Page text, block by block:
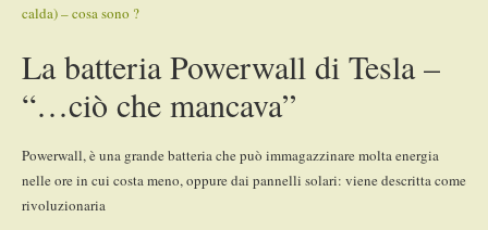
calda) – cosa sono ?
La batteria Powerwall di Tesla –
“…ciò che mancava”
Powerwall, è una grande batteria che può immagazzinare molta energia
nelle ore in cui costa meno, oppure dai pannelli solari: viene descritta come
rivoluzionaria